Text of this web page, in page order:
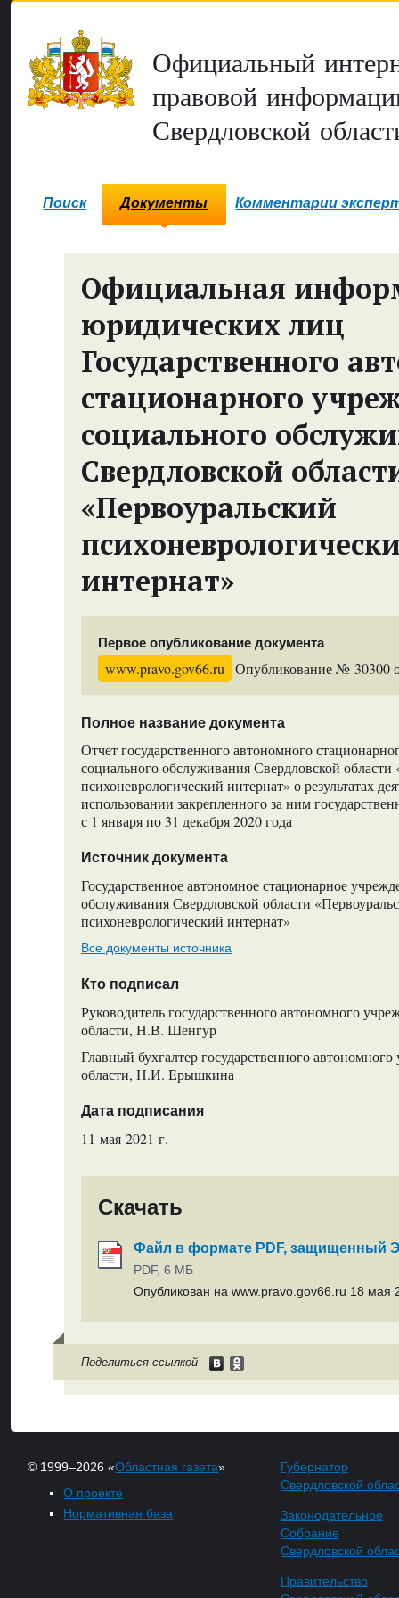
Официальный
правовой
Свердловской
Поиск Документы Комментарии
Официальная
юридических лиц
Государственного
стационарного
социального
Свердловской
«Первоуральский
интернат»
Первое опубликование документа
www.pravo.gov66.ru Опубликование № 30300
Полное название документа
Отчет государственного автономного
социального обслуживания Свердловской области
психоневрологический интернат» о результатах
использовании закрепленного за ним
с 1 января по 31 декабря 2020 года
Источник документа
Государственное автономное стационарное
обслуживания Свердловской области
психоневрологический интернат»
Все документы источника
Кто подписал
Руководитель государственного автономного
области, Н.В. Шенгур
Главный бухгалтер государственного
области, Н.И. Ерышкина
Дата подписания
11 мая 2021 г.
Скачать
Файл в формате PDF, защищенный
PDF, 6 МБ
Опубликован на www.pravo.gov66.ru 18 мая
Поделиться ссылкой
© 1999–2026 «Областная газета»
О проекте
Нормативная база
Губернатор
Свердловской
Законодательное
Собрание
Свердловской
Правительство